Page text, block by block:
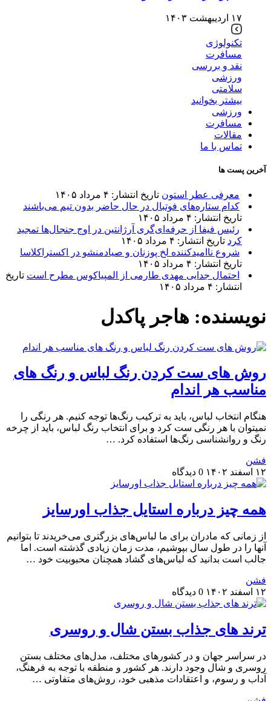
۱۷ اردیبهشت ۱۴۰۳
تکنولوژی
مسافرت
نقد و بررسی
ورزشی
سلامتی
بیشتر بخوانید
ورزشی
مسافرت
مقالات
تماس با ما
آخرین پست ها
معرفی عطر استون تاریخ انتشار: ۴ مرداد ۱۴۰۵
کدام ستاره‌های فوتبال در حال حاضر بدون تیم می‌باشند
تاریخ انتشار: ۴ مرداد ۱۴۰۵
رئیس فیفا از حرفه‌ای‌گری آرژانتین در اوج جنجال‌ها تمجید
کرد تاریخ انتشار: ۴ مرداد ۱۴۰۵
شروع ناامیدکننده لخ پوزنان و صیادمنشو در اکستراکلاسا
تاریخ انتشار: ۴ مرداد ۱۴۰۵
احتمال جدایی مهدی طارمی از المپیاکوس مطرح است تاریخ
انتشار: ۴ مرداد ۱۴۰۵
نویسنده: هاجر پاکدل
روش های ست کردن رنگ لباس و رنگ های
مناسب هر اندام
هنگام انتخاب لباس، باید به ترکیب رنگ‌ها توجه کنیم. هر رنگی را
نمیتوان با هر رنگی ست کرد و برای انتخاب رنگ لباس، باید از چرخه
رنگ و روانشناسی رنگ‌ها استفاده کرد. …
فشن
۱۲ اسفند ۱۴۰۲
0 دیدگاه
همه چیز درباره استایل جذاب اورسایز
از زمانی که مادران برای ما لباس‌های بزرگتری می‌خریدند تا بتوانیم
آنها را در طول سال بپوشیم، مدت زمان زیادی گذشته است. اما
جالب است بدانید که لباس‌های گشاد همچنان محبوبیت خود …
فشن
۱۲ اسفند ۱۴۰۲
0 دیدگاه
ترند های جذاب بستن شال و روسری
در سراسر جهان و در کشورهای مختلف، مدل‌های مختلف بستن
روسری و شال وجود دارند. هر کشور و منطقه با توجه به فرهنگ،
آداب و رسوم، و اعتقادات مذهبی خود، روش‌های متفاوتی …